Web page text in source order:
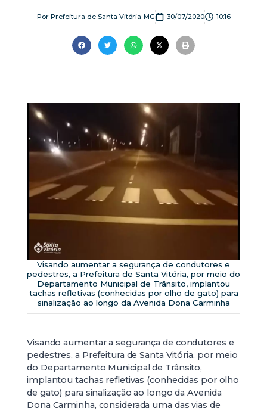
PorPrefeitura de Santa Vitória-MG 30/07/2020 10:16
Visando aumentar a segurança de condutores e
pedestres, a Prefeitura de Santa Vitória, por meio do
Departamento Municipal de Trânsito, implantou
tachas refletivas (conhecidas por olho de gato) para
sinalização ao longo da Avenida Dona Carminha
Visando aumentar a segurança de condutores e
pedestres, a Prefeitura de Santa Vitória, por meio
do Departamento Municipal de Trânsito,
implantou tachas refletivas (conhecidas por olho
de gato) para sinalização ao longo da Avenida
Dona Carminha, considerada uma das vias de